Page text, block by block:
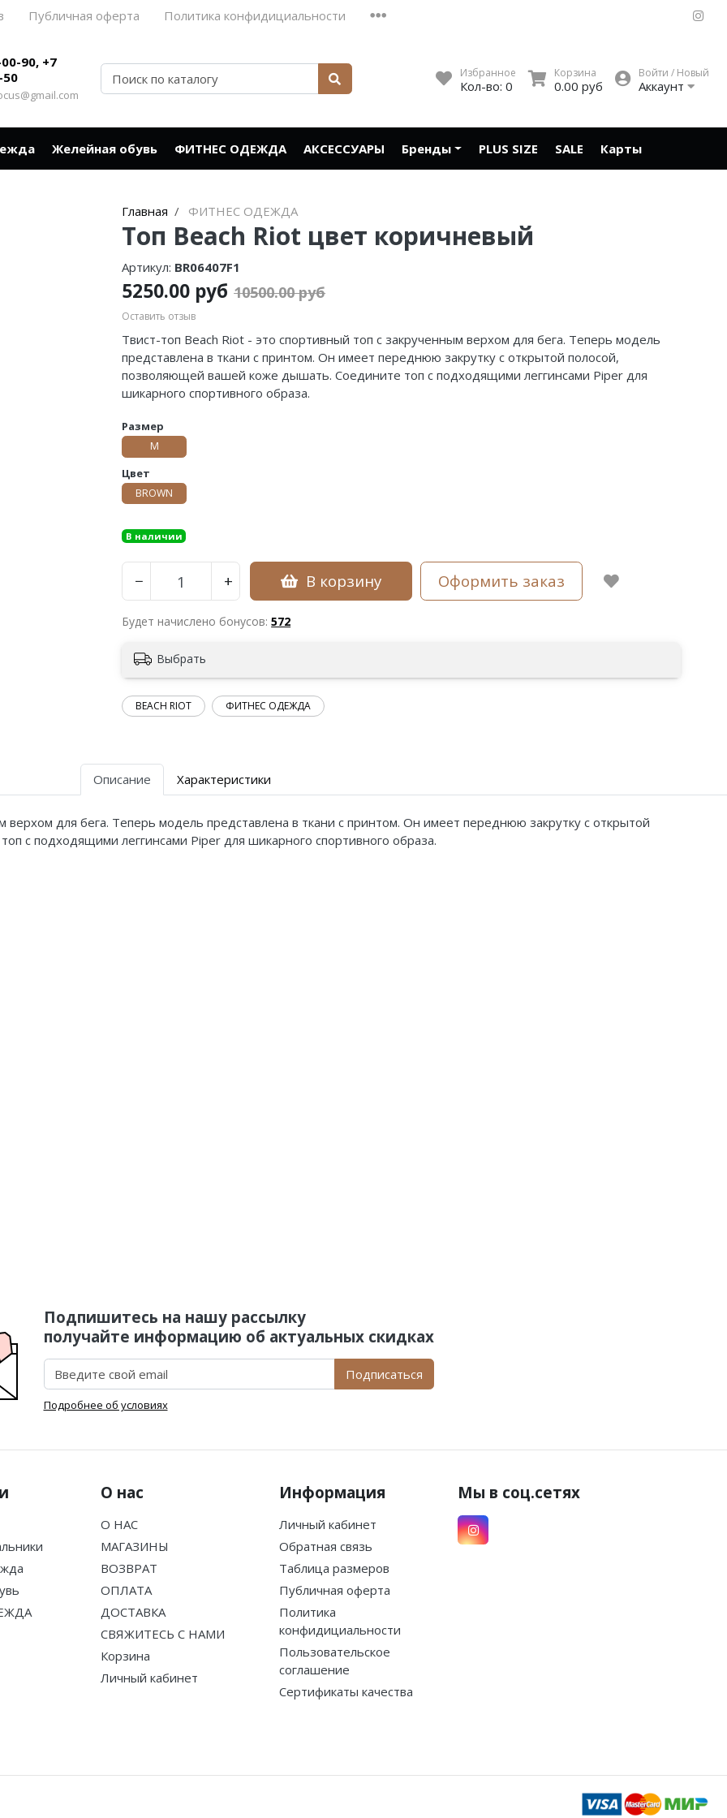
Публичная оферта Политика конфидициальности
90, +7
50
Избранное
Кол-во: 0
Корзина
0.00 руб
Войти / Новый
Аккаунт
Желейная обувь ФИТНЕС ОДЕЖДА АКСЕССУАРЫ Бренды PLUS SIZE SALE Карты
Главная ФИТНЕС ОДЕЖДА
Топ Beach Riot цвет коричневый
Артикул: BR06407F1
5250.00 руб 10500.00 руб
Оставить отзыв
Твист-топ Beach Riot - это спортивный топ с закрученным верхом для бега. Теперь модель
представлена в ткани с принтом. Он имеет переднюю закрутку с открытой полосой,
позволяющей вашей коже дышать. Соедините топ с подходящими леггинсами Piper для
шикарного спортивного образа.
Размер
M
Цвет
BROWN
В наличии
− + В корзину Оформить заказ
Будет начислено бонусов:572
Выбрать
BEACH RIOT ФИТНЕС ОДЕЖДА
Описание Характеристики
верхом для бега. Теперь модель представлена в ткани с принтом. Он имеет переднюю закрутку с открытой
с подходящими леггинсами Piper для шикарного спортивного образа.
Подпишитесь на нашу рассылку
получайте информацию об актуальных скидках
Подписаться
Подробнее об условиях
О нас
О НАС
МАГАЗИНЫ
ВОЗВРАТ
ОПЛАТА
ДОСТАВКА
СВЯЖИТЕСЬ С НАМИ
Корзина
Личный кабинет
Информация
Личный кабинет
Обратная связь
Таблица размеров
Публичная оферта
Политика
конфидициальности
Пользовательское
соглашение
Сертификаты качества
Мы в соц.сетях